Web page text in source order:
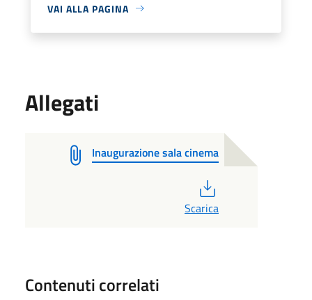
VAI ALLA PAGINA
Allegati
Inaugurazione sala cinema
Scarica
Contenuti correlati